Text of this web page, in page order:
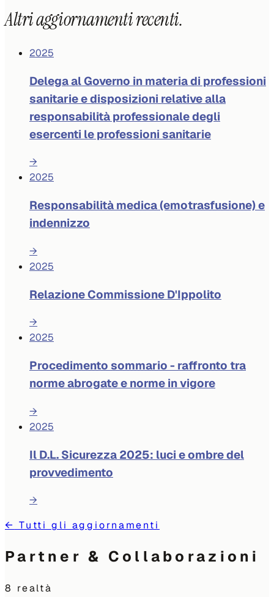
Altri aggiornamenti recenti.
2025
Delega al Governo in materia di professioni
sanitarie e disposizioni relative alla
responsabilità professionale degli
esercenti le professioni sanitarie
→
2025
Responsabilità medica (emotrasfusione) e
indennizzo
→
2025
Relazione Commissione D'Ippolito
→
2025
Procedimento sommario - raffronto tra
norme abrogate e norme in vigore
→
2025
Il D.L. Sicurezza 2025: luci e ombre del
provvedimento
→
← Tutti gli aggiornamenti
Partner & Collaborazioni
8 realtà